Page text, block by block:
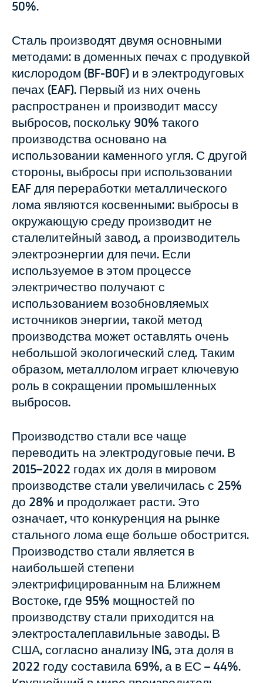
50%.
Сталь производят двумя основными
методами: в доменных печах с продувкой
кислородом (BF-BOF) и в электродуговых
печах (EAF). Первый из них очень
распространен и производит массу
выбросов, поскольку 90% такого
производства основано на
использовании каменного угля. С другой
стороны, выбросы при использовании
EAF для переработки металлического
лома являются косвенными: выбросы в
окружающую среду производит не
сталелитейный завод, а производитель
электроэнергии для печи. Если
используемое в этом процессе
электричество получают с
использованием возобновляемых
источников энергии, такой метод
производства может оставлять очень
небольшой экологический след. Таким
образом, металлолом играет ключевую
роль в сокращении промышленных
выбросов.
Производство стали все чаще
переводить на электродуговые печи. В
2015–2022 годах их доля в мировом
производстве стали увеличилась с 25%
до 28% и продолжает расти. Это
означает, что конкуренция на рынке
стального лома еще больше обострится.
Производство стали является в
наибольшей степени
электрифицированным на Ближнем
Востоке, где 95% мощностей по
производству стали приходится на
электросталеплавильные заводы. В
США, согласно анализу ING, эта доля в
2022 году составила 69%, а в ЕС – 44%.